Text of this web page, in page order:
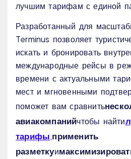
лучшим тарифам с единой
Разработанный для
Terminus позволяет
искать и бронировать
международные рейсы в
времени с актуальными
мест и мгновенными
поможет вам сравнить
авиакомпанийчтобы найти
тарифы,применить
разметкуи